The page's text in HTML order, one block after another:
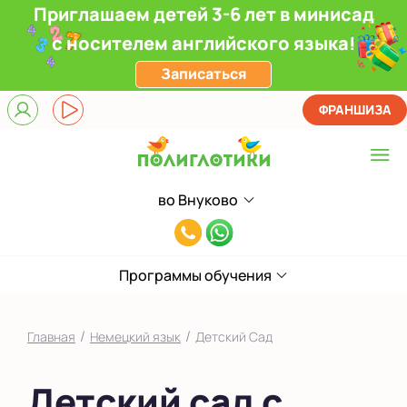
Приглашаем детей 3-6 лет в минисад
с носителем английского языка!
Записаться
во Внуково
Выберите центр
Верхние Лихоборы
ЖК Прокшино
Якиманка
8(991)949-
55
ФРАНШИЗА
Программы обучения
Главная / Немецкий язык / Детский Сад